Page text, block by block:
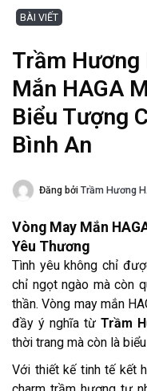
BÀI VIẾT
Trầm Hương
Mắn HAGA
Biểu Tượng
Bình An
Đăng bởi Trầm Hương
Vòng May Mắn
Yêu Thương
Tình yêu không chỉ
chỉ ngọt ngào mà còn
thần. Vòng may mắn
đầy ý nghĩa từTrầm
thời trang mà còn là
Với thiết kế tinh tế kết